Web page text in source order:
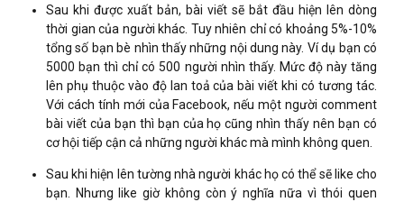
Sau khi được xuất bản, bài viết sẽ bắt đầu hiện lên dòng
thời gian của người khác. Tuy nhiên chỉ có khoảng 5%-10%
tổng số bạn bè nhìn thấy những nội dung này. Ví dụ bạn có
5000 bạn thì chỉ có 500 người nhìn thấy. Mức độ này tăng
lên phụ thuộc vào độ lan toả của bài viết khi có tương tác.
Với cách tính mới của Facebook, nếu một người comment
bài viết của bạn thì bạn của họ cũng nhìn thấy nên bạn có
cơ hội tiếp cận cả những người khác mà mình không quen.
Sau khi hiện lên tường nhà người khác họ có thể sẽ like cho
bạn. Nhưng like giờ không còn ý nghĩa nữa vì thói quen